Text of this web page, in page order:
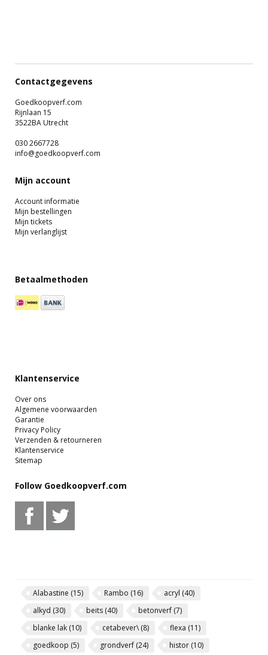
Contactgegevens
Goedkoopverf.com
Rijnlaan 15
3522BA Utrecht
030 2667728
info@goedkoopverf.com
Mijn account
Account informatie
Mijn bestellingen
Mijn tickets
Mijn verlanglijst
Betaalmethoden
Klantenservice
Over ons
Algemene voorwaarden
Garantie
Privacy Policy
Verzenden & retourneren
Klantenservice
Sitemap
Follow Goedkoopverf.com
Alabastine (15) Rambo (16) acryl (40)
alkyd (30) beits (40) betonverf (7)
blanke lak (10) cetabever\(8) flexa (11)
goedkoop (5) grondverf (24) histor (10)